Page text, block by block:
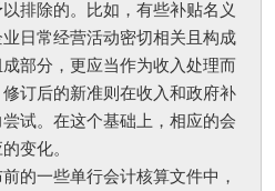
排除的。比如，有些补贴名义
业日常经营活动密切相关且构成
部分，更应当作为收入处理而
订后的新准则在收入和政府补
试。在这个基础上，相应的会
变化。
一些单行会计核算文件中，